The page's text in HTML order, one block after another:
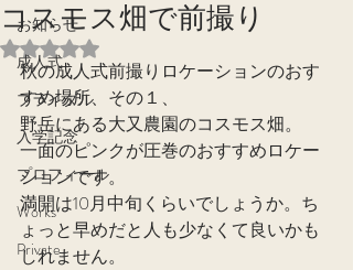
お知らせ
成人式
ブライダル
入学記念
プロフィール
Works
Private
コスモス畑で前撮り
5つ星のうちNaNと評価されています。
秋の成人式前撮りロケーションのおす
すめ場所、その１、
野岳にある大又農園のコスモス畑。
一面のピンクが圧巻のおすすめロケー
ションです。
満開は10月中旬くらいでしょうか。ち
ょっと早めだと人も少なくて良いかも
しれません。